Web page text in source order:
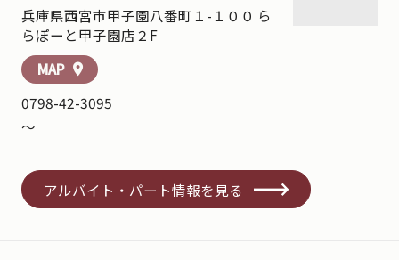
兵庫県西宮市甲子園八番町１-１００ ら
らぽーと甲子園店２F
MAP location_on
0798-42-3095
～
アルバイト・パート情報を見る